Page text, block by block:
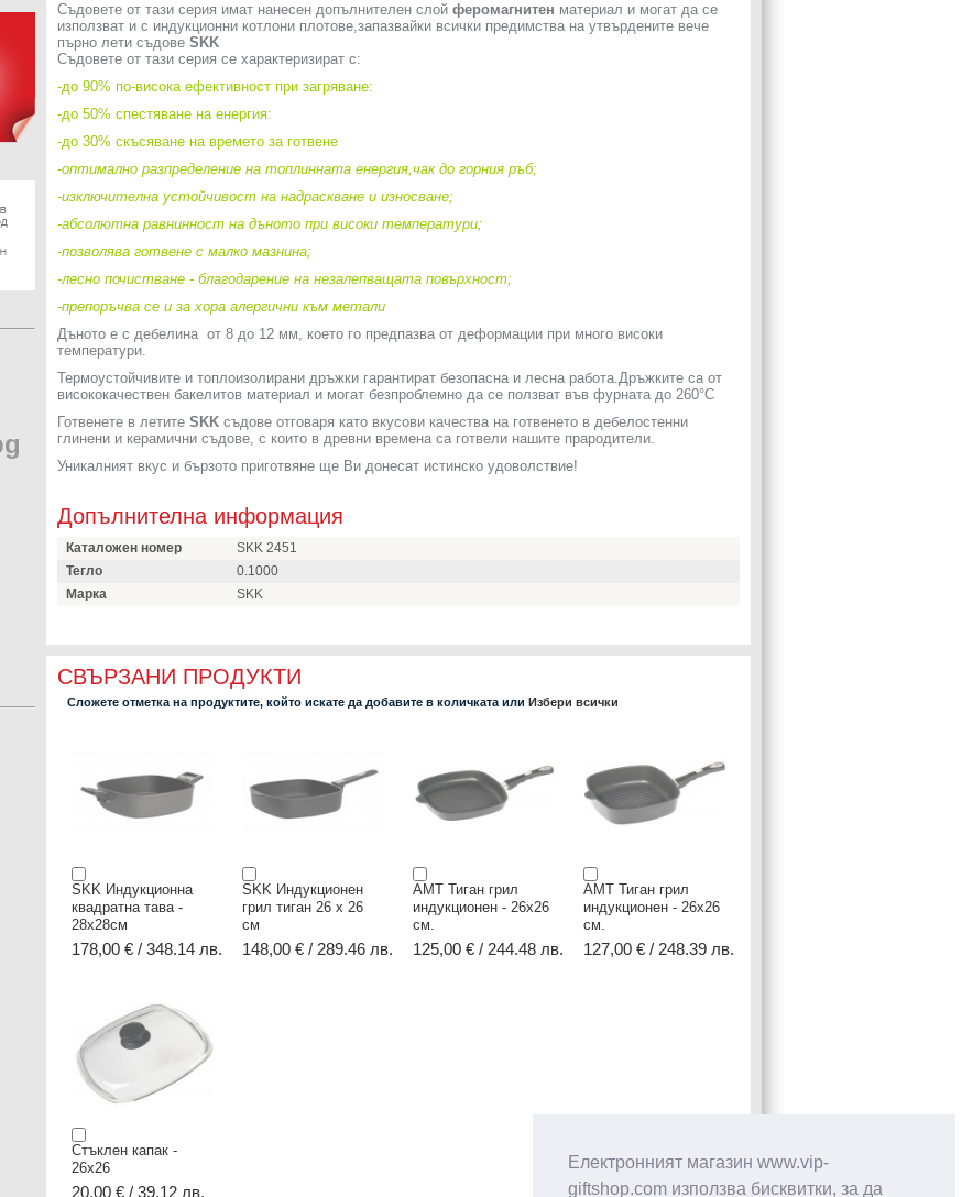
Електронният магазин www.vip-
giftshop.com използва бисквитки, за да
Съдовете от тази серия имат нанесен допълнителен слой феромагнитен материал и могат да се
използват и с индукционни котлони плотове,запазвайки всички предимства на утвърдените вече
пърно лети съдове SKK
Съдовете от тази серия се характеризират с:
-до 90% по-висока ефективност при загряване:
-до 50% спестяване на енергия:
-до 30% скъсяване на времето за готвене
-оптимално разпределение на топлинната енергия,чак до горния ръб;
-изключителна устойчивост на надраскване и износване;
-абсолютна равнинност на дъното при високи температури;
-позволява готвене с малко мазнина;
-лесно почистване - благодарение на незалепващата повърхност;
-препоръчва се и за хора алергични към метали
Дъното е с дебелина от 8 до 12 мм, което го предпазва от деформации при много високи
температури.
Термоустойчивите и топлоизолирани дръжки гарантират безопасна и лесна работа.Дръжките са от
висококачествен бакелитов материал и могат безпроблемно да се ползват във фурната до 260°C
Готвенете в летите SKK съдове отговаря като вкусови качества на готвенето в дебелостенни
глинени и керамични съдове, с които в древни времена са готвели нашите прародители.
Уникалният вкус и бързото приготвяне ще Ви донесат истинско удоволствие!
Допълнителна информация
Каталожен номер
SKK 2451
Тегло
0.1000
Марка
SKK
СВЪРЗАНИ ПРОДУКТИ
Сложете отметка на продуктите, който искате да добавите в количката или Избери всички
SKK Индукционна
квадратна тава -
28х28см
178,00 € / 348.14 лв.
SKK Индукционен
грил тиган 26 х 26
см
148,00 € / 289.46 лв.
AMT Тиган грил
индукционен - 26х26
см.
125,00 € / 244.48 лв.
AMT Тиган грил
индукционен - 26х26
см.
127,00 € / 248.39 лв.
Стъклен капак -
26х26
20,00 € / 39.12 лв.